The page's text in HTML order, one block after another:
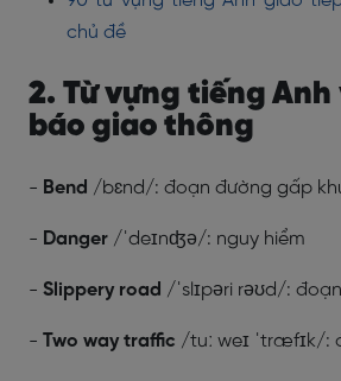
chủ đề
2. Từ vựng tiếng Anh
báo giao thông
- Bend /bɛnd/: đoạn đường gấp
- Danger /ˈdeɪnʤə/: nguy hiểm
- Slippery road /ˈslɪpəri rəʊd/:
- Two way traffic /tuː weɪ ˈtræfɪk/: